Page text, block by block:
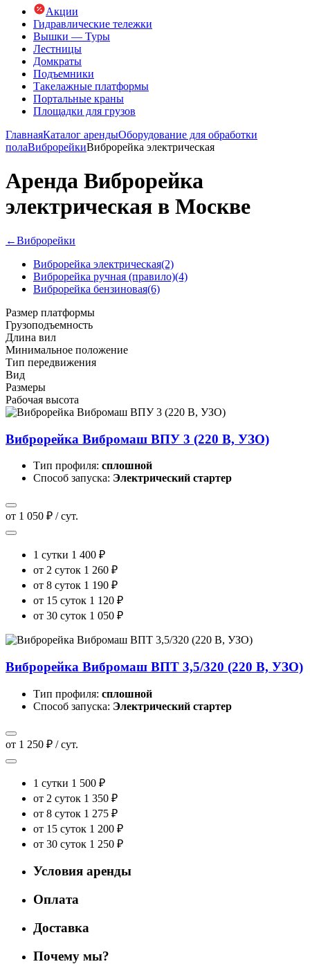
Акции
Гидравлические тележки
Вышки — Туры
Лестницы
Домкраты
Подъемники
Такелажные платформы
Портальные краны
Площадки для грузов
ГлавнаяКаталог арендыОборудование для обработки
полаВиброрейкиВиброрейка электрическая
Аренда Виброрейка
электрическая в Москве
←Виброрейки
Виброрейка электрическая(2)
Виброрейка ручная (правило)(4)
Виброрейка бензиновая(6)
Размер платформы
Грузоподъемность
Длина вил
Минимальное положение
Тип передвижения
Вид
Размеры
Рабочая высота
Виброрейка Вибромаш ВПУ 3 (220 В, УЗО)
Тип профиля: сплошной
Способ запуска: Электрический стартер
от 1 050 ₽ / сут.
1 сутки 1 400 ₽
от 2 суток 1 260 ₽
от 8 суток 1 190 ₽
от 15 суток 1 120 ₽
от 30 суток 1 050 ₽
Виброрейка Вибромаш ВПТ 3,5/320 (220 В, УЗО)
Тип профиля: сплошной
Способ запуска: Электрический стартер
от 1 250 ₽ / сут.
1 сутки 1 500 ₽
от 2 суток 1 350 ₽
от 8 суток 1 275 ₽
от 15 суток 1 200 ₽
от 30 суток 1 250 ₽
Условия аренды
Оплата
Доставка
Почему мы?